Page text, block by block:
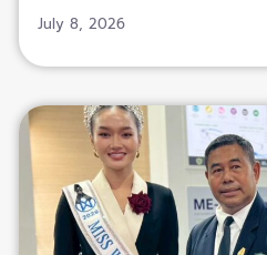
July 8, 2026